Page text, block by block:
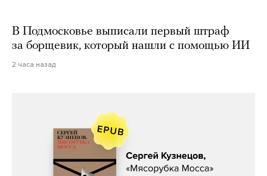
В Подмосковье выписали первый штраф
за борщевик, который нашли с помощью ИИ
2 часа назад